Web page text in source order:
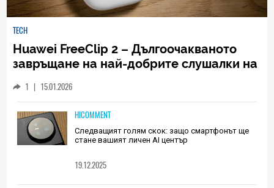
TECH
Huawei FreeClip 2 – Дългоочакваното
завръщане на най-добрите слушалки на
1 | 15.01.2026
HICOMMENT
Следващият голям скок: защо смартфонът ще
стане вашият личен AI център
19.12.2025